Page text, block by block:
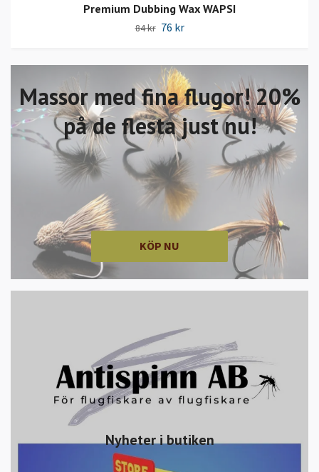
Massor med fina flugor! 20%
på de flesta just nu!
KÖP NU
Nyheter i butiken
Premium Dubbing Wax WAPSI
84 kr 76 kr